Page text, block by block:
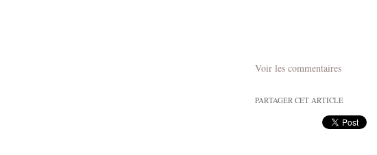
Voir les commentaires
PARTAGER CET ARTICLE